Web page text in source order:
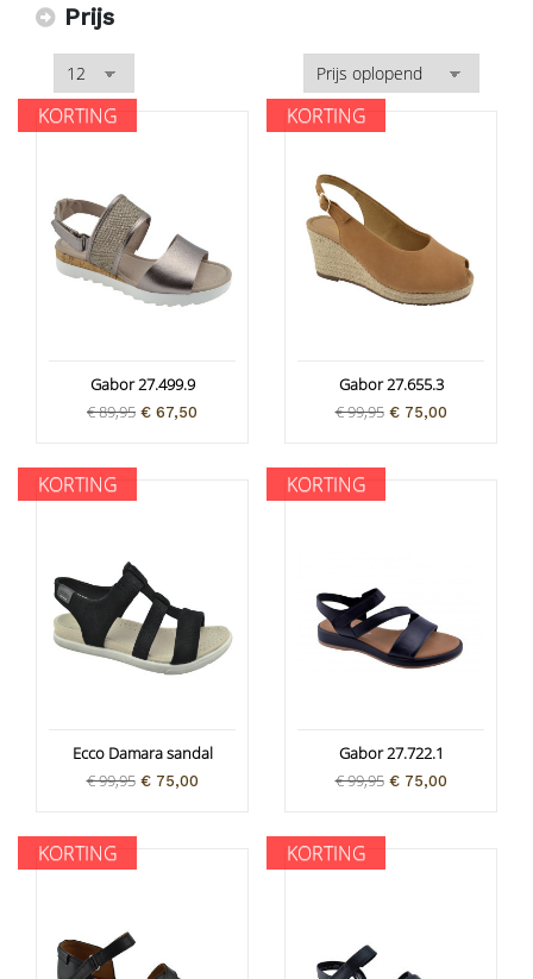
Prijs
KORTING
Gabor 27.499.9
€ 89,95 € 67,50
KORTING
Gabor 27.655.3
€ 99,95 € 75,00
KORTING
Ecco Damara sandal
€ 99,95 € 75,00
KORTING
Gabor 27.722.1
€ 99,95 € 75,00
KORTING KORTING